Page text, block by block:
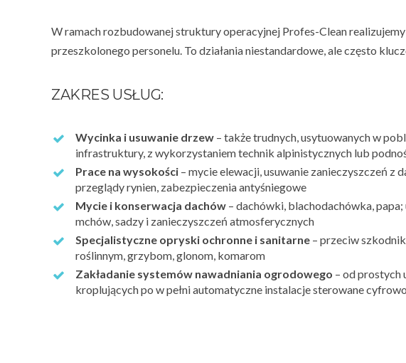
W ramach rozbudowanej struktury operacyjnej Profes-Clean
przeszkolonego personelu. To działania niestandardowe, ale często
ZAKRES USŁUG:
Wycinka i usuwanie drzew – także trudnych, usytuowanych w
infrastruktury, z wykorzystaniem technik alpinistycznych lub
Prace na wysokości – mycie elewacji, usuwanie zanieczyszczeń z
przeglądy rynien, zabezpieczenia antyśniegowe
Mycie i konserwacja dachów – dachówki, blachodachówka, papa;
mchów, sadzy i zanieczyszczeń atmosferycznych
Specjalistyczne opryski ochronne i sanitarne – przeciw
roślinnym, grzybom, glonom, komarom
Zakładanie systemów nawadniania ogrodowego – od prostych
kroplujących po w pełni automatyczne instalacje sterowane cyfrowo